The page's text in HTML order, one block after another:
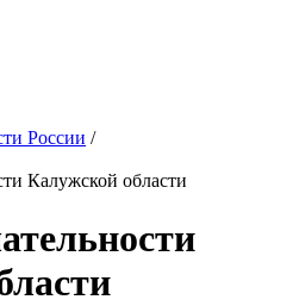
России /
Калужской области